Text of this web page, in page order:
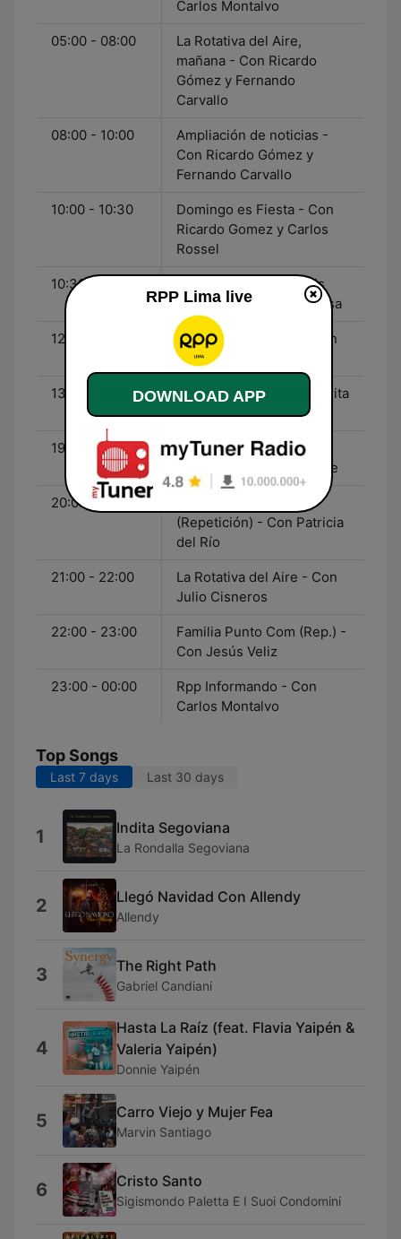
Carlos Montalvo
05:00 - 08:00
La Rotativa del Aire,
mañana - Con Ricardo
Gómez y Fernando
Carvallo
08:00 - 10:00
Ampliación de noticias -
Con Ricardo Gómez y
Fernando Carvallo
10:00 - 10:30
Domingo es Fiesta - Con
Ricardo Gomez y Carlos
Rossel
10:30 - 12:00
La Divina Comida - Luis
Armando "Cucho" La Rosa
12:00 - 13:00
Letras en el tiempo - Con
Patricia del Río
13:00 - 19:00
A Todo Gol - Con Margarita
Rivera y Luis Sandoval
19:00 - 20:00
Buscapersonas - Con
Miguel Humberto Aguirre
20:00 - 21:00
(Repetición) - Con Patricia
del Río
21:00 - 22:00
La Rotativa del Aire - Con
Julio Cisneros
22:00 - 23:00
Familia Punto Com (Rep.) -
Con Jesús Veliz
23:00 - 00:00
Rpp Informando - Con
Carlos Montalvo
Top Songs
Last 7 days Last 30 days
1 Indita Segoviana
La Rondalla Segoviana
2 Llegó Navidad Con Allendy
Allendy
3 The Right Path
Gabriel Candiani
4
Hasta La Raíz (feat. Flavia Yaipén &
Valeria Yaipén)
Donnie Yaipén
5 Carro Viejo y Mujer Fea
Marvin Santiago
6 Cristo Santo
Sigismondo Paletta E I Suoi Condomini
RPP Lima live
DOWNLOAD APP